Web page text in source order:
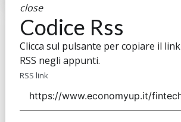
close
Codice Rss
Clicca sul pulsante per copiare il link
RSS negli appunti.
RSS link